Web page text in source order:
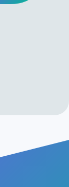
m elexbet